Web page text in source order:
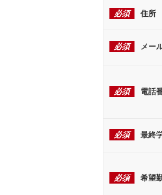
必須 住所
必須 メー
必須 電話
必須 最終
必須 希望